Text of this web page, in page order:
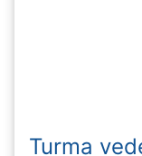
Turma